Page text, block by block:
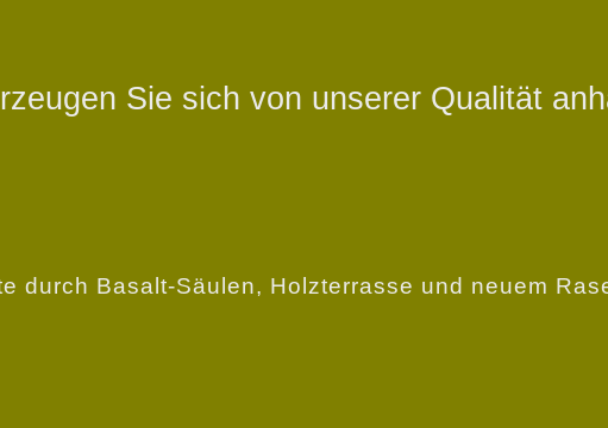
Sie sich von unserer Qualität
durch Basalt-Säulen, Holzterrasse und neuem